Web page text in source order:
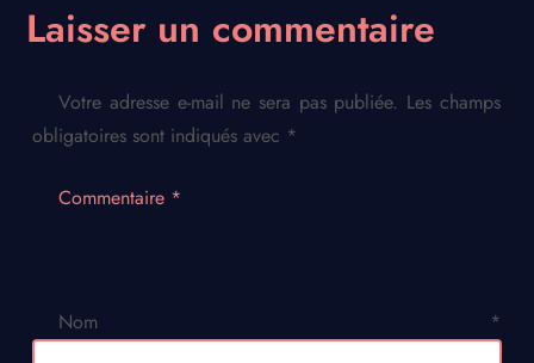
Laisser un commentaire
Votre adresse e-mail ne sera pas publiée. Les champs
obligatoires sont indiqués avec *
Commentaire *
Nom *